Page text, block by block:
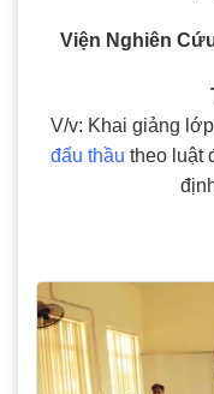
Viện Nghiên
V/v: Khai giảng
đấu thầu theo luật